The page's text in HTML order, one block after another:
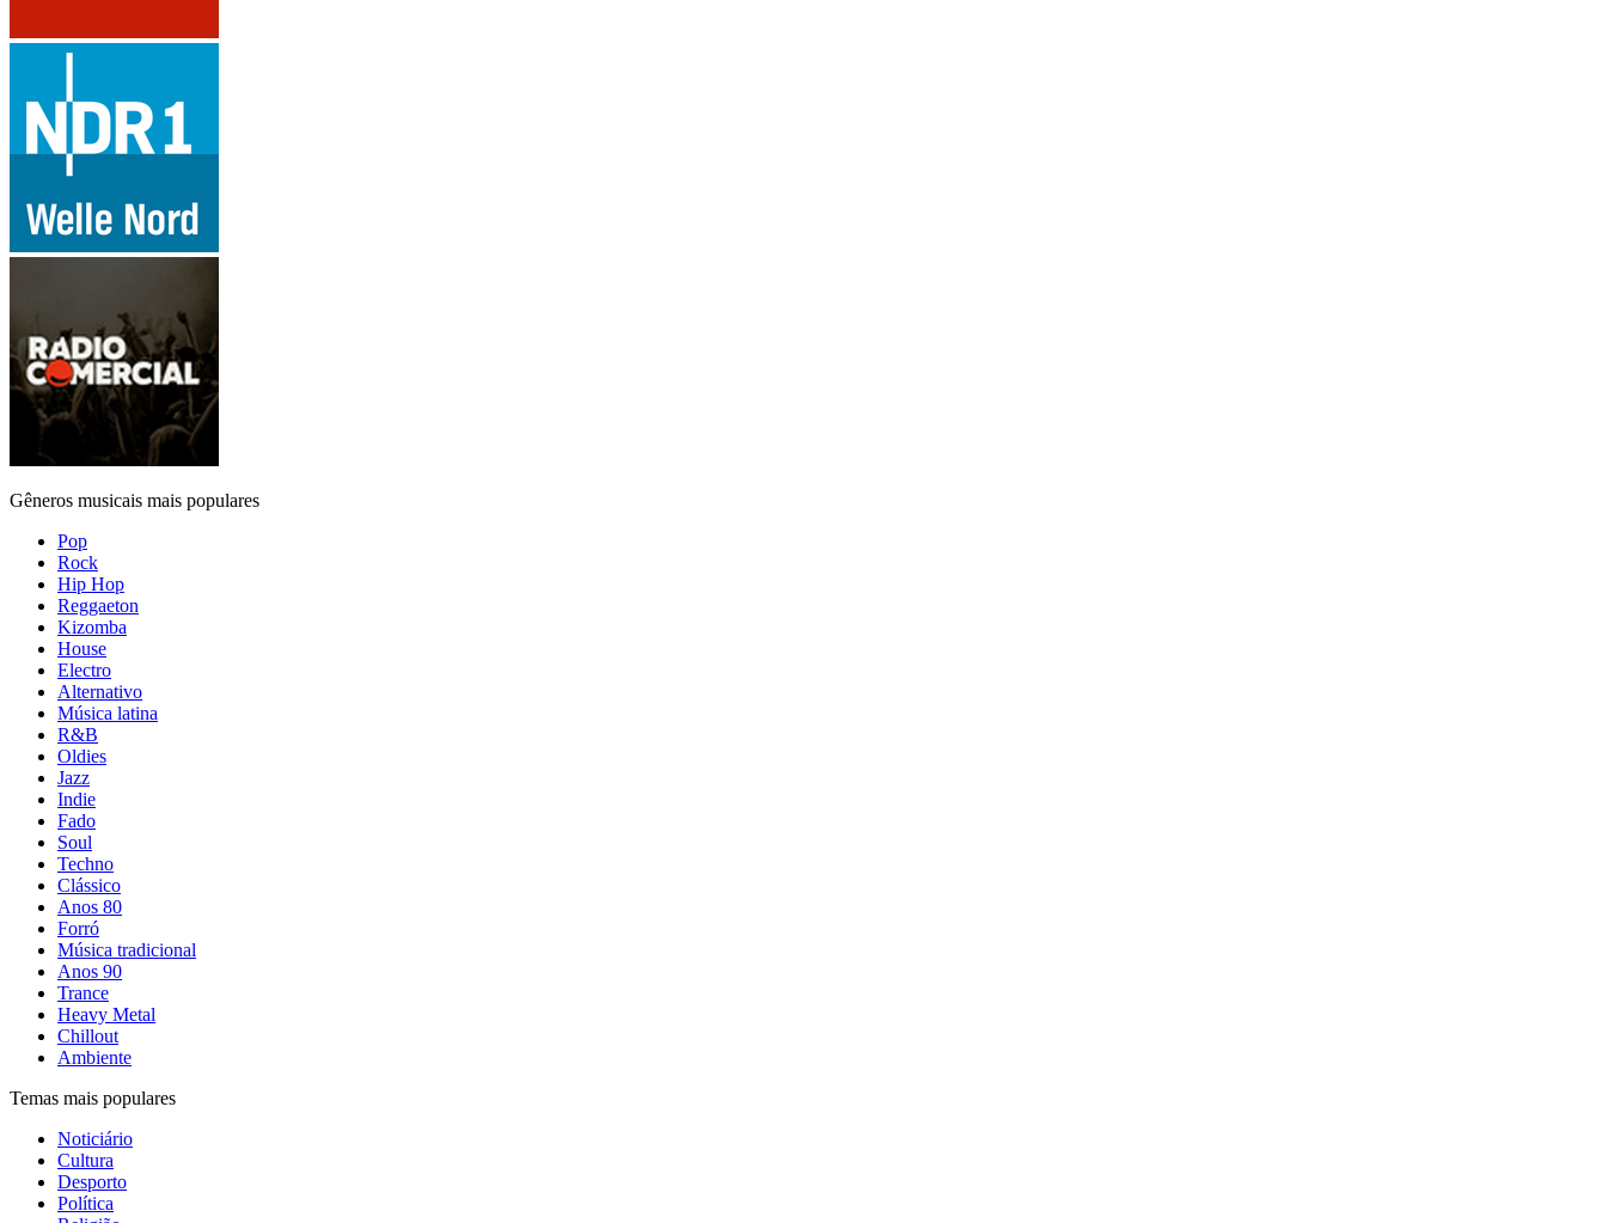
Gêneros musicais mais populares
Pop
Rock
Hip Hop
Reggaeton
Kizomba
House
Electro
Alternativo
Música latina
R&B
Oldies
Jazz
Indie
Fado
Soul
Techno
Clássico
Anos 80
Forró
Música tradicional
Anos 90
Trance
Heavy Metal
Chillout
Ambiente
Temas mais populares
Noticiário
Cultura
Desporto
Política